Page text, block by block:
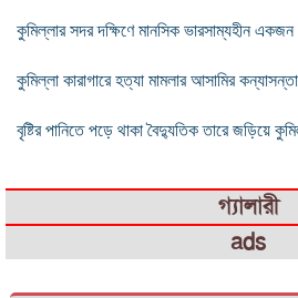
কুমিল্লার সদর দক্ষিণে মানসিক ভারসাম্যহীন একজন
কুমিল্লা কারাগারে হত্যা মামলার আসামির
বৃষ্টির পানিতে পড়ে থাকা বৈদ্যুতিক তারে জড়িয়ে
গ্যালারী
ads